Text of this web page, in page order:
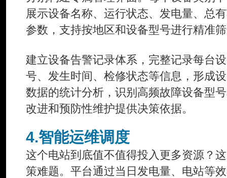
展示设备名称、运行状态、发电量、总
参数，支持按地区和设备型号进行精准
建立设备告警记录体系，完整记录每台
号、发生时间、检修状态等信息，形成
数据的统计分析，识别高频故障设备型
改进和预防性维护提供决策依据。
4.智能运维调度
这个电站到底值不值得投入更多资源？
策难题。平台通过当日发电量、电站等